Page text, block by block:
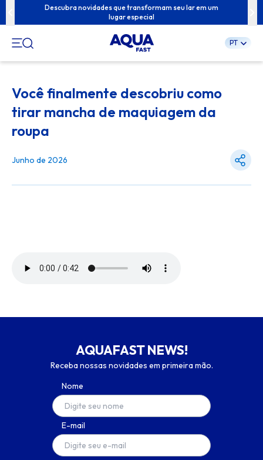
conteúdo
Descubra novidades que transformam seu lar em um
lugar especial
PT
Você finalmente descobriu como
tirar mancha de maquiagem da
roupa
Junho de 2026
AQUAFAST NEWS!
Receba nossas novidades em primeira mão.
Nome
E-mail